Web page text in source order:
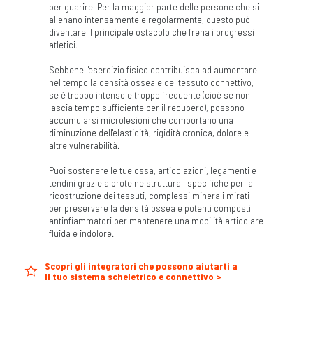
per guarire. Per la maggior parte delle persone che si
allenano intensamente e regolarmente, questo può
diventare il principale ostacolo che frena i progressi
atletici.
Sebbene l'esercizio fisico contribuisca ad aumentare
nel tempo la densità ossea e del tessuto connettivo,
se è troppo intenso e troppo frequente (cioè se non
lascia tempo sufficiente per il recupero), possono
accumularsi microlesioni che comportano una
diminuzione dell'elasticità, rigidità cronica, dolore e
altre vulnerabilità.
Puoi sostenere le tue ossa, articolazioni, legamenti e
tendini grazie a proteine strutturali specifiche per la
ricostruzione dei tessuti, complessi minerali mirati
per preservare la densità ossea e potenti composti
antinfiammatori per mantenere una mobilità articolare
fluida e indolore.
Scopri gli integratori che possono aiutarti a
Il tuo sistema scheletrico e connettivo >